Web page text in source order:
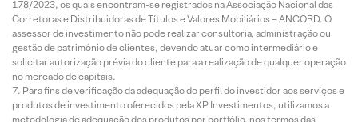
178/2023, os quais encontram-se registrados na Associação Nacional das
Corretoras e Distribuidoras de Títulos e Valores Mobiliários – ANCORD. O
assessor de investimento não pode realizar consultoria, administração ou
gestão de patrimônio de clientes, devendo atuar como intermediário e
solicitar autorização prévia do cliente para a realização de qualquer operação
no mercado de capitais.
Para fins de verificação da adequação do perfil do investidor aos serviços e
produtos de investimento oferecidos pela XP Investimentos, utilizamos a
metodologia de adequação dos produtos por portfólio, nos termos das